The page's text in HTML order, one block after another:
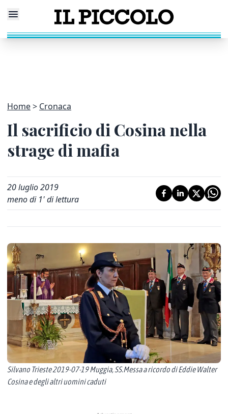
Home Cronaca
Il sacrificio di Cosina nella
strage di mafia
20 luglio 2019
meno di 1' di lettura
Silvano Trieste 2019-07-19 Muggia, SS.Messa a ricordo di Eddie Walter
Cosina e degli altri uomini caduti